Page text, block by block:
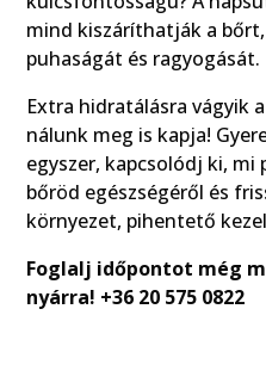
mind kiszáríthatják a
puhaságát és ragyogását.
Extra hidratálásra vágyik
nálunk meg is kapja!
egyszer, kapcsolódj ki,
bőröd egészségéről és
környezet, pihentető
Foglalj időpontot még
nyárra! +36 20 575 0822